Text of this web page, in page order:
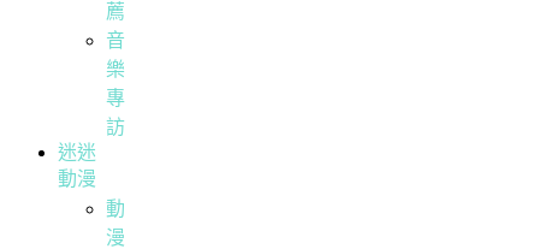
薦
音
樂
專
訪
迷迷
動漫
動
漫